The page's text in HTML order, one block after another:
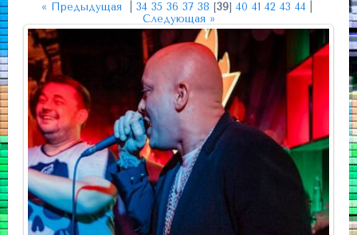
« Предыдущая
34 35 36 37 38 [39] 40 41 42 43 44|
Следующая »